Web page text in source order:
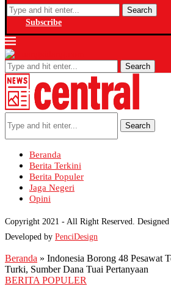
Search
Subscribe
Search
Search
Beranda
Berita Terkini
Berita Populer
Jaga Negeri
Opini
Copyright 2021 - All Right Reserved. Designed
Developed by PenciDesign
Beranda » Indonesia Borong 48 Pesawat
Turki, Sumber Dana Tuai Pertanyaan
BERITA POPULER